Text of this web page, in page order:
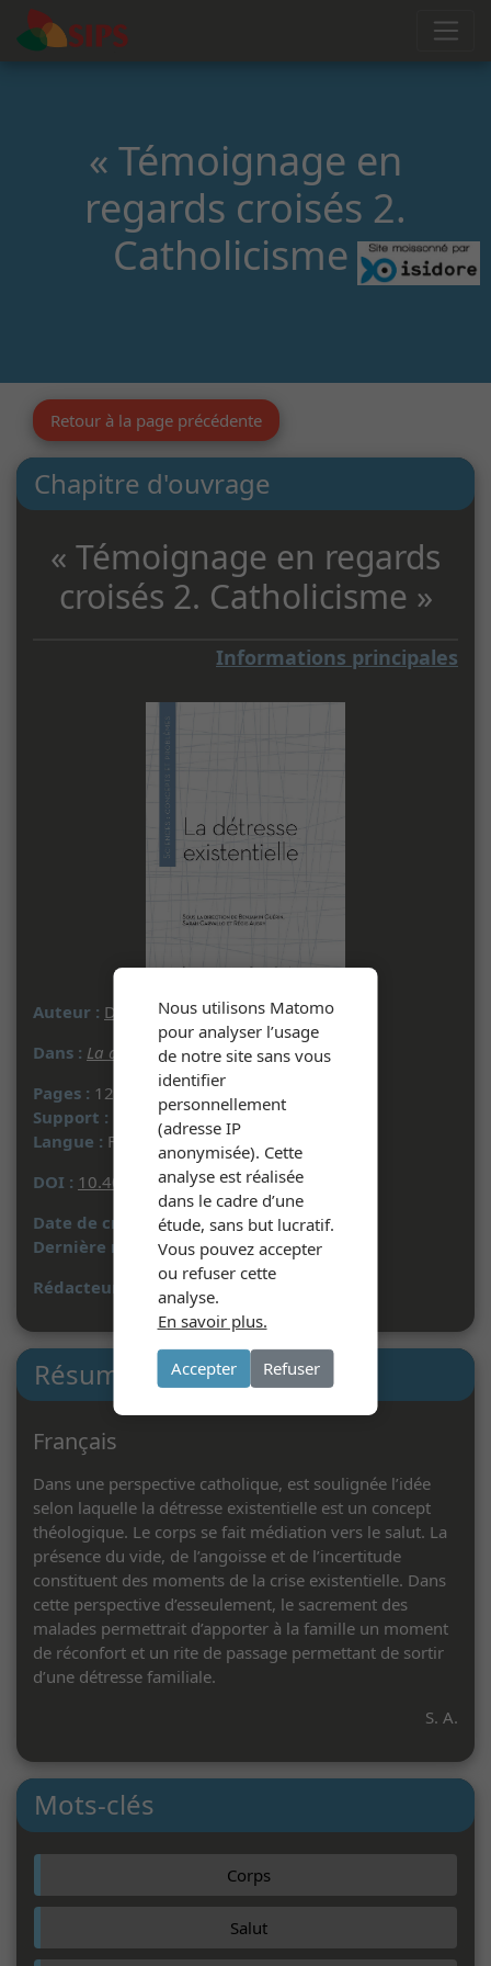
« Témoignage en
regards croisés 2.
Catholicisme »
Retour à la page précédente
Chapitre d'ouvrage
« Témoignage en regards
croisés 2. Catholicisme »
Informations principales
Auteur : Dominique JACQUEMIN
Dans : La détresse existentielle - 2025
Pages : 127 à 131
Support :
Document imprimé
Langue : Français
DOI : 10.4000/13iz2
Date de création :03/09/2025
Dernière mise à jour :03/09/2025
Rédacteur :
Résumé
Français
Dans une perspective catholique, est soulignée l’idée
selon laquelle la détresse existentielle est un concept
théologique. Le corps se fait médiation vers le salut. La
présence du vide, de l’angoisse et de l’incertitude
constituent des moments de la crise existentielle. Dans
cette perspective d’esseulement, le sacrement des
malades permettrait d’apporter à la famille un moment
de réconfort et un rite de passage permettant de sortir
d’une détresse familiale.
S. A.
Mots-clés
Corps
Salut
Nous utilisons Matomo
pour analyser l’usage
de notre site sans vous
identifier
personnellement
(adresse IP
anonymisée). Cette
analyse est réalisée
dans le cadre d’une
étude, sans but lucratif.
Vous pouvez accepter
ou refuser cette
analyse.
En savoir plus.
Accepter Refuser